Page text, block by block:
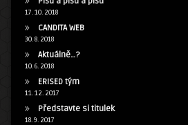
17. 10. 2018
CANDITA WEB
30. 8. 2018
Aktuálně…?
10. 6. 2018
ERISED tým
11. 12. 2017
Představte si titulek
18. 9. 2017